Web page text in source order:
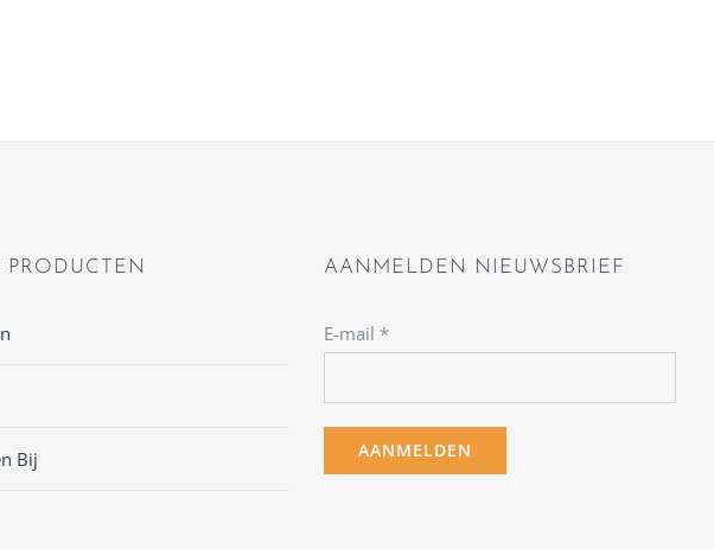
Bij
AANMELDEN NIEUWSBRIEF
E-mail *